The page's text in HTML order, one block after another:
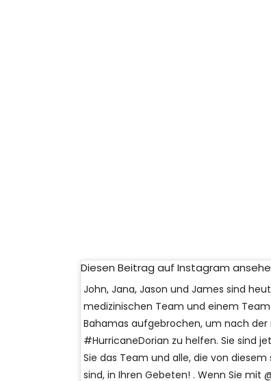
Diesen Beitrag auf Instagram
John, Jana, Jason und James sind
medizinischen Team und einem
Bahamas aufgebrochen, um nach
#HurricaneDorian zu helfen. Sie sind
Sie das Team und alle, die von
sind, in Ihren Gebeten! . Wenn Sie mit